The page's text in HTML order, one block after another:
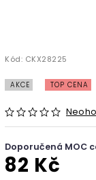
Kód: CKX28225
AKCE TOP CENA
Doporučená MOC
82 Kč